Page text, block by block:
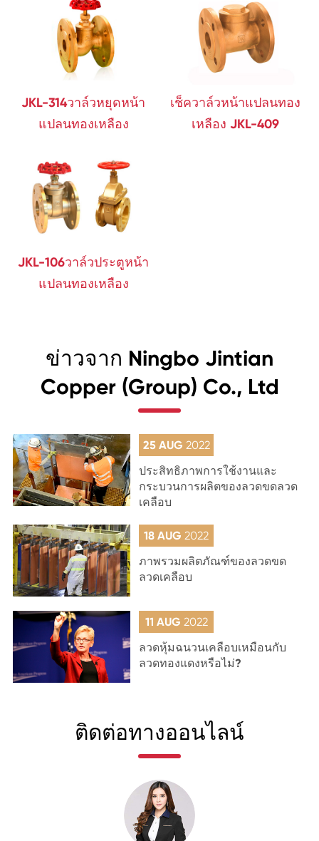
JKL-314วาล์วหยุดหน้า
แปลนทองเหลือง
เช็ควาล์วหน้าแปลนทอง
เหลือง JKL-409
JKL-106วาล์วประตูหน้า
แปลนทองเหลือง
ข่าวจาก Ningbo Jintian
Copper (Group) Co., Ltd
25 AUG 2022
ประสิทธิภาพการใช้งานและ
กระบวนการผลิตของลวดขดลวด
เคลือบ
18 AUG2022
ภาพรวมผลิตภัณฑ์ของลวดขด
ลวดเคลือบ
11 AUG 2022
ลวดหุ้มฉนวนเคลือบเหมือนกับ
ลวดทองแดงหรือไม่?
ติดต่อทางออนไลน์